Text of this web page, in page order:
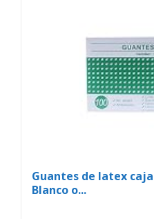
Guantes de latex
Blanco o...